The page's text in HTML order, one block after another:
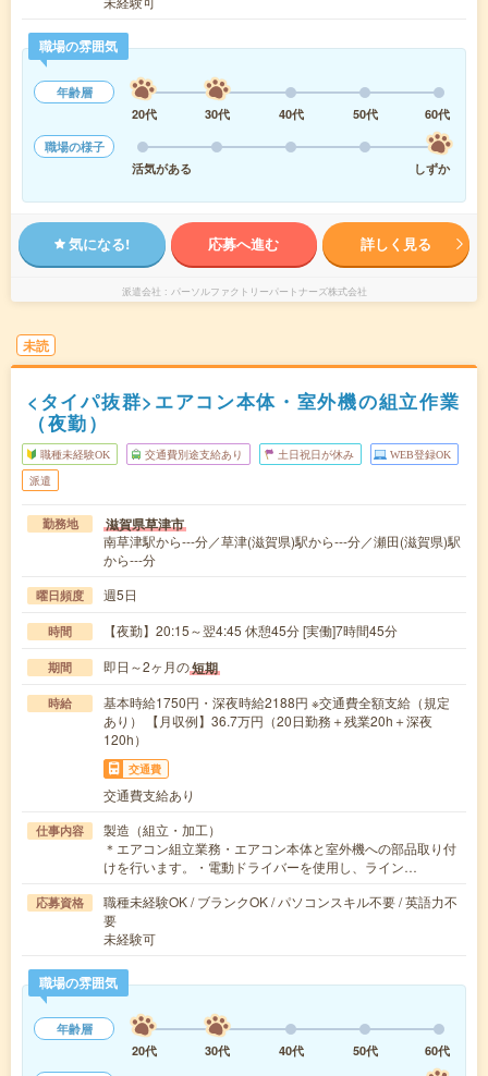
職場の雰囲気
年齢層
20代
30代 40代 50代
60代
職場の様子
活気がある
しずか
気になる! 応募へ進む 詳しく見る
派遣会社 パーソルファクトリーパートナーズ株式会社
未読
<タイパ抜群>エアコン本体・室外機の組立作業
（夜勤）
職種未経験OK 交通費別途支給あり 土日祝日が休み WEB登録OK
派遣
勤務地 滋賀県草津市
南草津駅から---分／草津(滋賀県)駅から---分／瀬田(滋賀県)駅
から---分
曜日頻度 週5日
時間 【夜勤】20:15～翌4:45 休憩45分 [実働]7時間45分
期間 即日～2ヶ月の短期
時給
基本時給1750円・深夜時給2188円 ※交通費全額支給（規定
あり） 【月収例】36.7万円（20日勤務＋残業20h＋深夜
120h）
交通費
交通費支給あり
仕事内容
製造（組立・加工）
＊エアコン組立業務・エアコン本体と室外機への部品取り付
けを行います。・電動ドライバーを使用し、ライン…
応募資格
職種未経験OK / ブランクOK / パソコンスキル不要 / 英語力不
要
未経験可
職場の雰囲気
年齢層
20代
30代 40代 50代
60代